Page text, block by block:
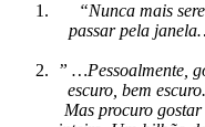
“Nunca mais
passar
” …Pessoalmente,
escuro, bem
Mas procuro gostar